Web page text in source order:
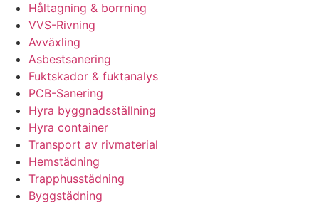
Håltagning & borrning
VVS-Rivning
Avväxling
Asbestsanering
Fuktskador & fuktanalys
PCB-Sanering
Hyra byggnadsställning
Hyra container
Transport av rivmaterial
Hemstädning
Trapphusstädning
Byggstädning